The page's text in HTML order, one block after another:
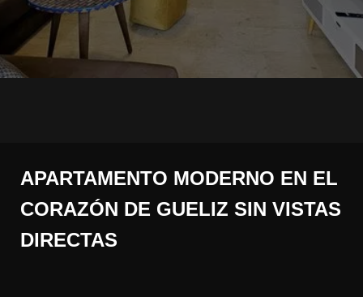
APARTAMENTO MODERNO EN EL
CORAZÓN DE GUELIZ SIN VISTAS
DIRECTAS